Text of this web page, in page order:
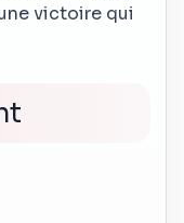
victoire qui